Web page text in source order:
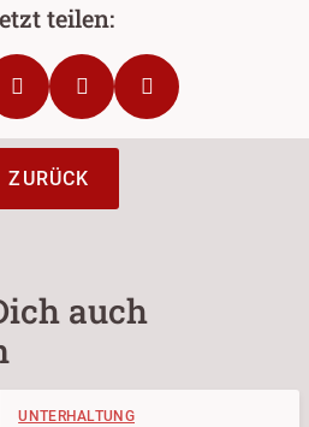
ZURÜCK
auch
UNTERHALTUNG